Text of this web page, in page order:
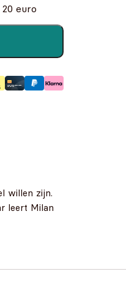
euro
willen zijn.
leert Milan